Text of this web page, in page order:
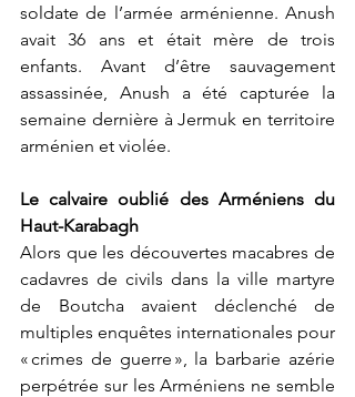
soldate de l’armée arménienne. Anush
avait 36 ans et était mère de trois
enfants. Avant d’être sauvagement
assassinée, Anush a été capturée la
semaine dernière à Jermuk en territoire
arménien et violée.
Le calvaire oublié des Arméniens du
Haut-Karabagh
Alors que les découvertes macabres de
cadavres de civils dans la ville martyre
de Boutcha avaient déclenché de
multiples enquêtes internationales pour
« crimes de guerre », la barbarie azérie
perpétrée sur les Arméniens ne semble